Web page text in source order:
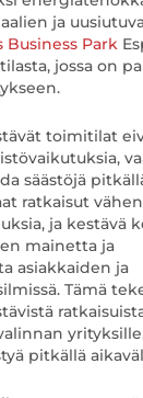
ja
Business Park
jossa on
toimitilat
säästöjä
ratkaisut
ja kestävä
mainetta ja
asiakkaiden ja
Tämä
pitkällä